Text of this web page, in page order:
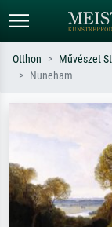
Keressen művész,
szerint – pl. Monet,
impresszionizmus,
akt.
Otthon Művészet
Nuneham